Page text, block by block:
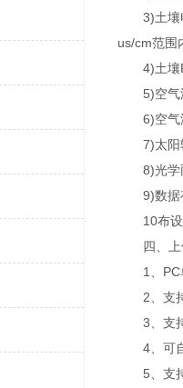
3)土壤电
us/cm范围
4)土壤
5)空气温
6)空气湿
7)太阳辐
8)光学雨
9)数据
10布设
四、上
1、PC单
2、支持
3、支持
4、可自
5、支持